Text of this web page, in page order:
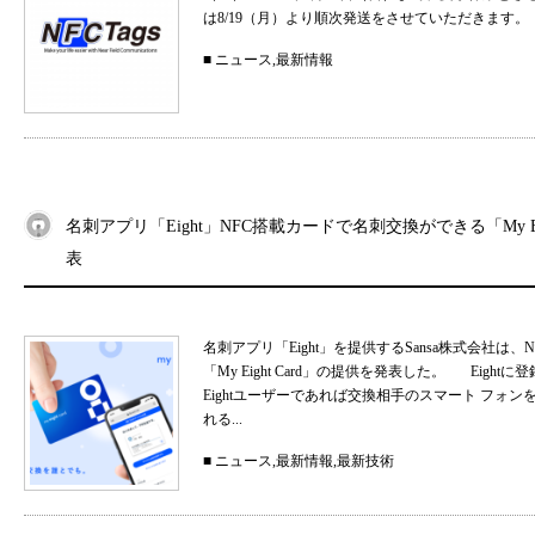
は8/19（月）より順次発送をさせていただき
■ ニュース,最新情報
名刺アプリ「Eight」NFC搭載カードで名刺交換ができる「My
表
名刺アプリ「Eight」を提供するSansa株式会社は
「My Eight Card」の提供を発表した。 Eightに
Eightユーザーであれば交換相手のスマート フォン
れる...
■ ニュース,最新情報,最新技術